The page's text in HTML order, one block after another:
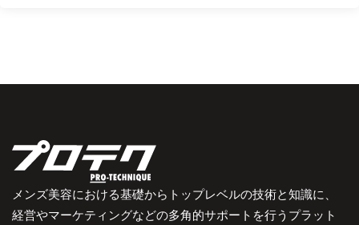
メンズ美容における基礎からトップレベルの技術と知識に、
経営やマーケティングなどの多角的サポートを行うプラット